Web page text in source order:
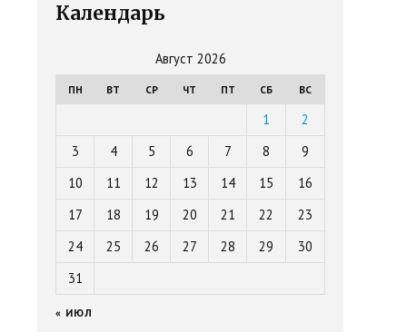
Календарь
Август 2026
ПН ВТ СР ЧТ ПТ СБ ВС
1
2
3
4 5 6 7 8
9
10
11 12 13 14 15
16
17
18 19 20 21 22
23
24
25 26 27 28 29
30
31
« ИЮЛ